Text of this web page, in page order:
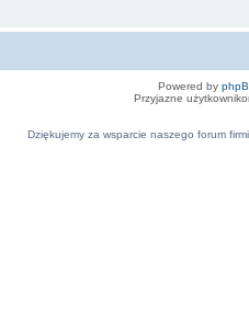
Powered by
Przyjazne
Dziękujemy za wsparcie naszego forum